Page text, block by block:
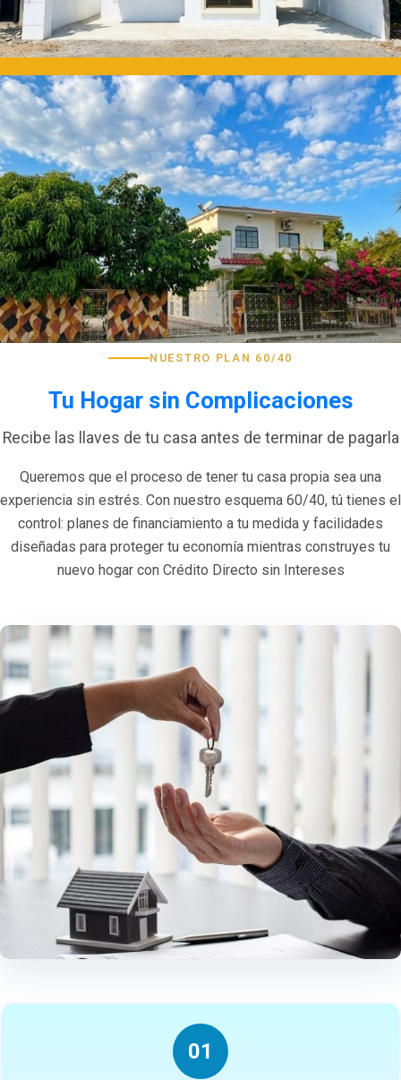
NUESTRO PLAN 60/40
Tu Hogar sin Complicaciones
Recibe las llaves de tu casa antes de terminar de pagarla
Queremos que el proceso de tener tu casa propia sea una
experiencia sin estrés. Con nuestro esquema 60/40, tú tienes el
control: planes de financiamiento a tu medida y facilidades
diseñadas para proteger tu economía mientras construyes tu
nuevo hogar con Crédito Directo sin Intereses
01